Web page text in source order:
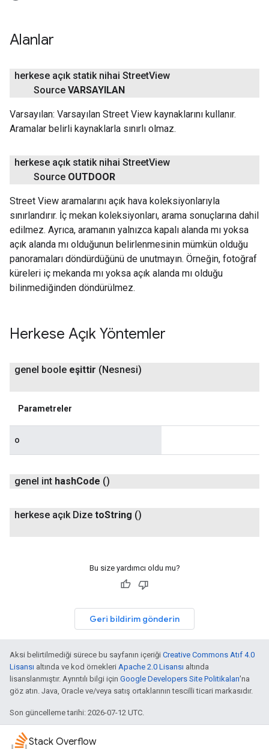
Alanlar
herkese açık statik nihai StreetView
Source VARSAYILAN
Varsayılan: Varsayılan Street View kaynaklarını kullanır.
Aramalar belirli kaynaklarla sınırlı olmaz.
herkese açık statik nihai StreetView
Source OUTDOOR
Street View aramalarını açık hava koleksiyonlarıyla
sınırlandırır. İç mekan koleksiyonları, arama sonuçlarına dahil
edilmez. Ayrıca, aramanın yalnızca kapalı alanda mı yoksa
açık alanda mı olduğunun belirlenmesinin mümkün olduğu
panoramaları döndürdüğünü de unutmayın. Örneğin, fotoğraf
küreleri iç mekanda mı yoksa açık alanda mı olduğu
bilinmediğinden döndürülmez.
Herkese Açık Yöntemler
genel boole eşittir (Nesnesi)
Parametreler
o
genel int hashCode ()
herkese açık Dize toString ()
Bu size yardımcı oldu mu?
Geri bildirim gönderin
Aksi belirtilmediği sürece bu sayfanın içeriği Creative Commons Atıf 4.0
Lisansı altında ve kod örnekleri Apache 2.0 Lisansı altında
lisanslanmıştır. Ayrıntılı bilgi için Google Developers Site Politikaları'na
göz atın. Java, Oracle ve/veya satış ortaklarının tescilli ticari markasıdır.
Son güncelleme tarihi: 2026-07-12 UTC.
Stack Overflow